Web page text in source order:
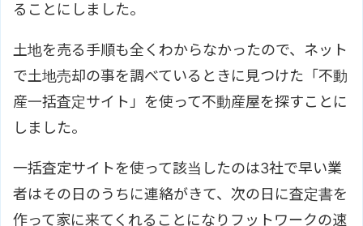
ることにしました。
土地を売る手順も全くわからなかったので、ネット
で土地売却の事を調べているときに見つけた「不動
産一括査定サイト」を使って不動産屋を探すことに
しました。
一括査定サイトを使って該当したのは3社で早い業
者はその日のうちに連絡がきて、次の日に査定書を
作って家に来てくれることになりフットワークの速